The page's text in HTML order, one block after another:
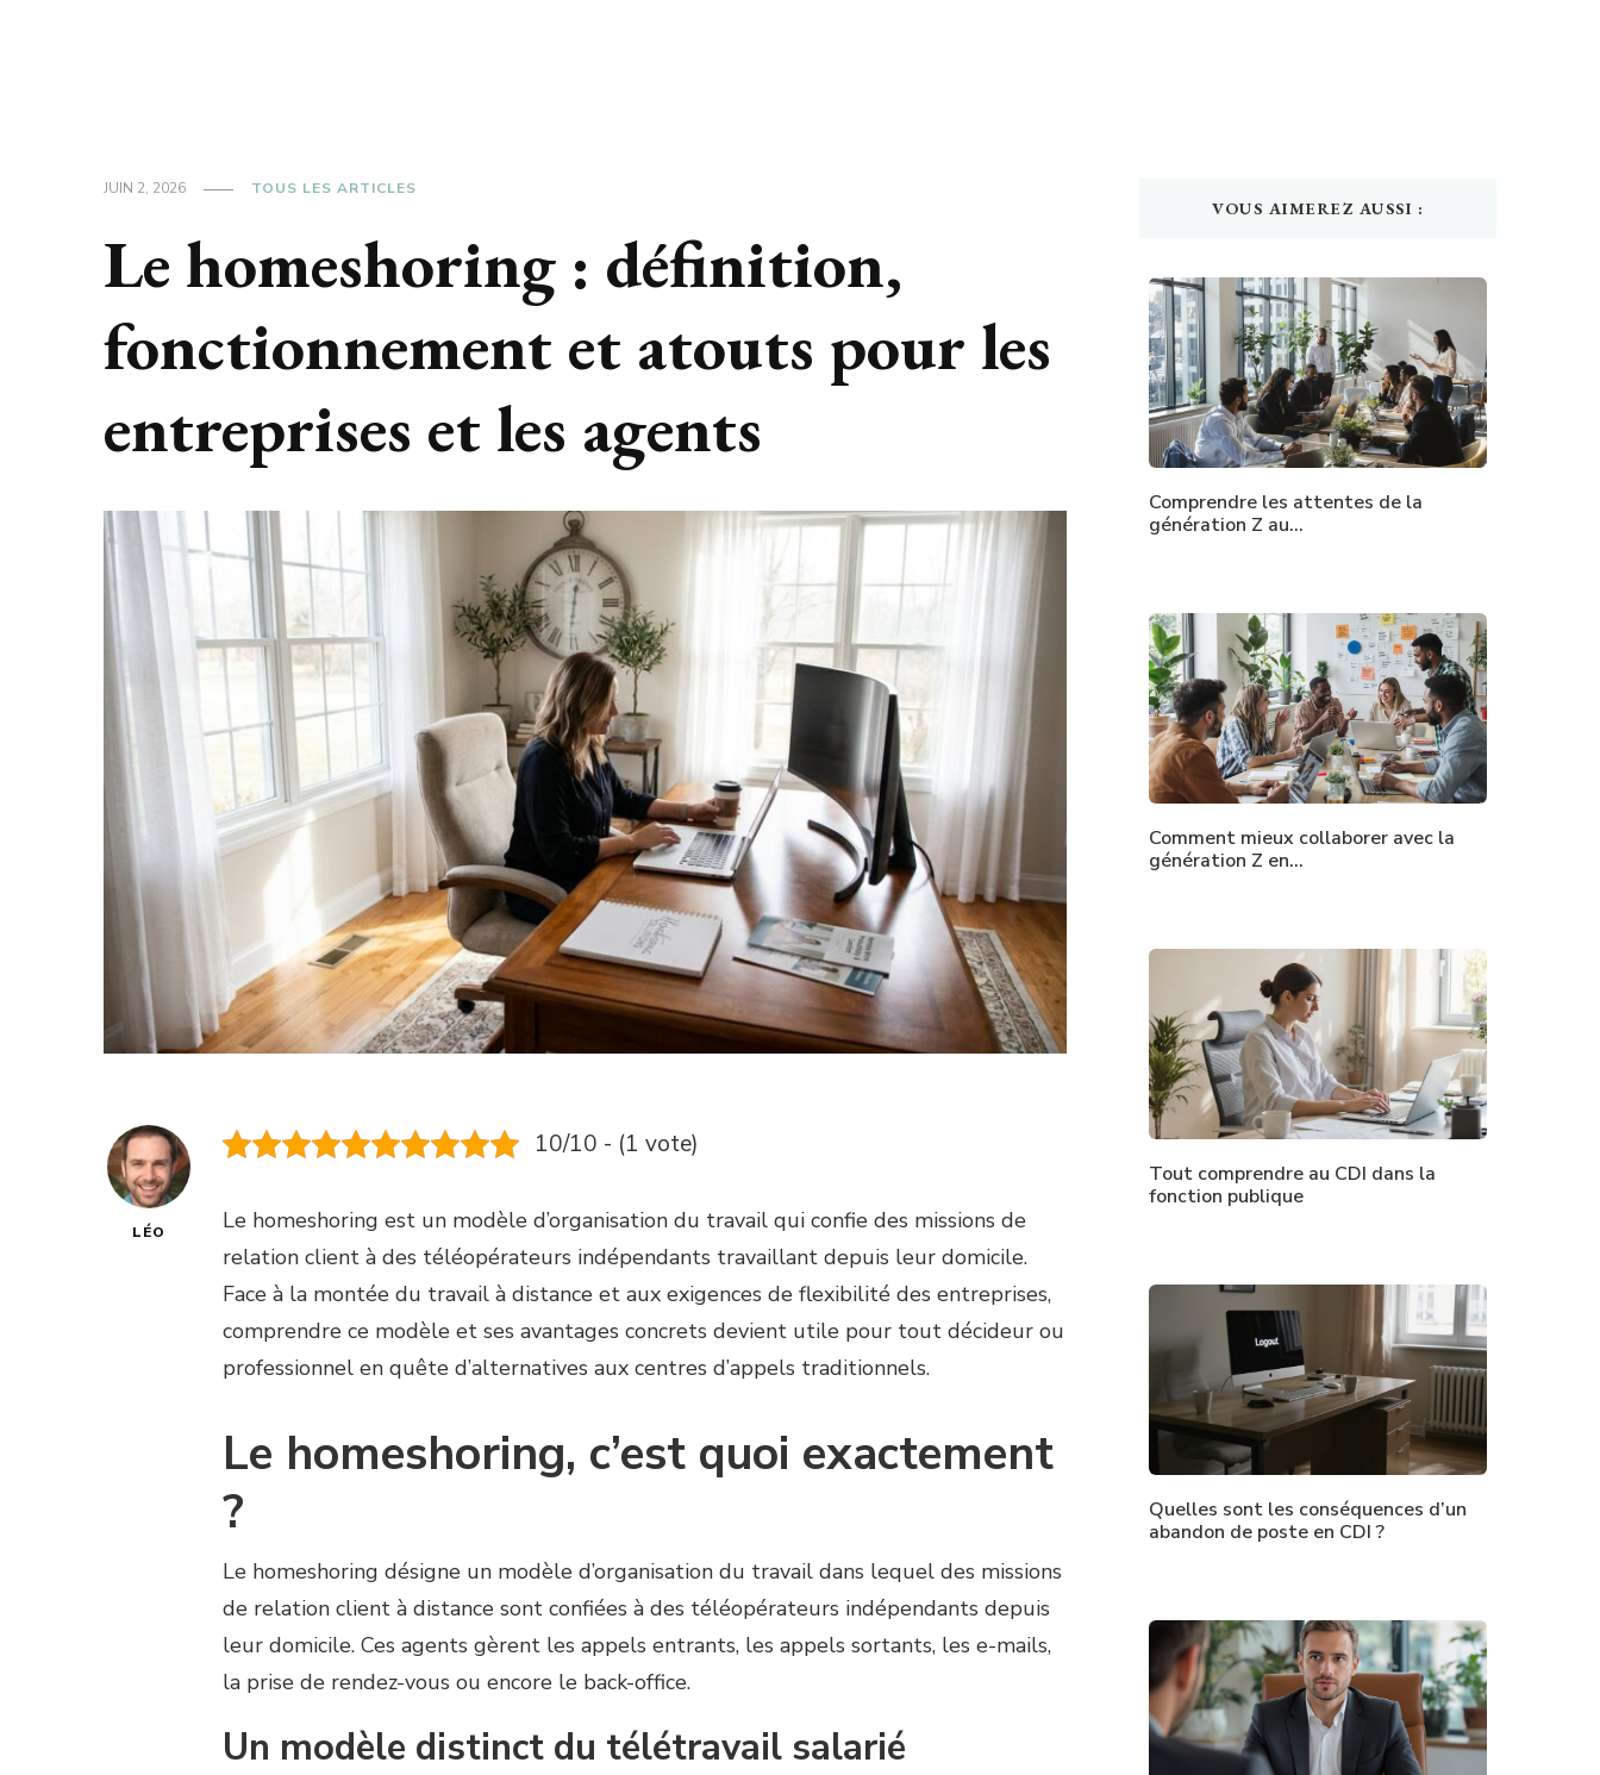
JUIN 2, 2026 TOUS LES ARTICLES
Le homeshoring : définition,
fonctionnement et atouts pour les
entreprises et les agents
LÉO
10/10 - (1 vote)
Le homeshoring est un modèle d’organisation du travail qui confie des missions de
relation client à des téléopérateurs indépendants travaillant depuis leur domicile.
Face à la montée du travail à distance et aux exigences de flexibilité des entreprises,
comprendre ce modèle et ses avantages concrets devient utile pour tout décideur ou
professionnel en quête d’alternatives aux centres d’appels traditionnels.
Le homeshoring, c’est quoi exactement
?
Le homeshoring désigne un modèle d’organisation du travail dans lequel des missions
de relation client à distance sont confiées à des téléopérateurs indépendants depuis
leur domicile. Ces agents gèrent les appels entrants, les appels sortants, les e-mails,
la prise de rendez-vous ou encore le back-office.
Un modèle distinct du télétravail salarié
VOUS AIMEREZ AUSSI :
Comprendre les attentes de la
génération Z au…
Comment mieux collaborer avec la
génération Z en…
Tout comprendre au CDI dans la
fonction publique
Quelles sont les conséquences d’un
abandon de poste en CDI ?